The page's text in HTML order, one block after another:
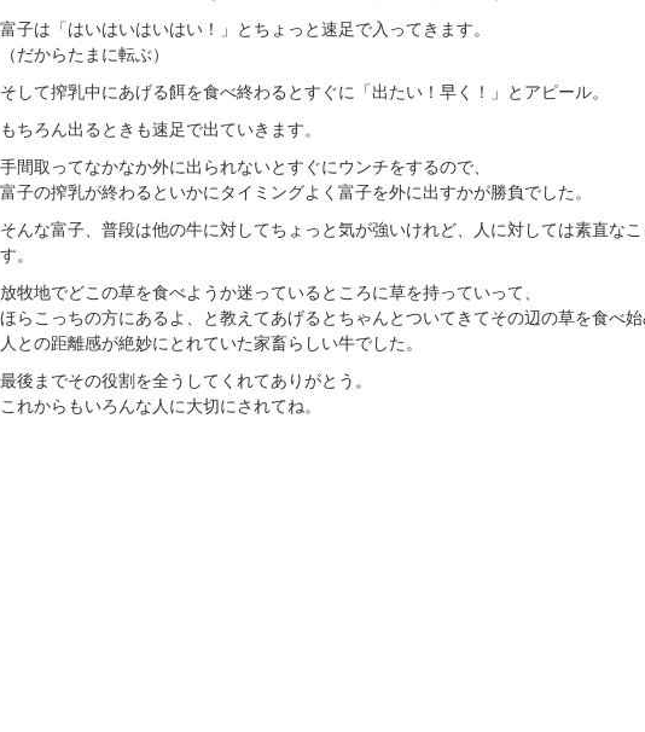
富子は「はいはいはいはい！」とちょっと速足で入ってきます。
（だからたまに転ぶ）
そして搾乳中にあげる餌を食べ終わるとすぐに「出たい！早く！」とアピール。
もちろん出るときも速足で出ていきます。
手間取ってなかなか外に出られないとすぐにウンチをするので、
富子の搾乳が終わるといかにタイミングよく富子を外に出すかが勝負でした。
そんな富子、普段は他の牛に対してちょっと気が強いけれど、人に対しては素直な
す。
放牧地でどこの草を食べようか迷っているところに草を持っていって、
ほらこっちの方にあるよ、と教えてあげるとちゃんとついてきてその辺の草を食べ始
人との距離感が絶妙にとれていた家畜らしい牛でした。
最後までその役割を全うしてくれてありがとう。
これからもいろんな人に大切にされてね。